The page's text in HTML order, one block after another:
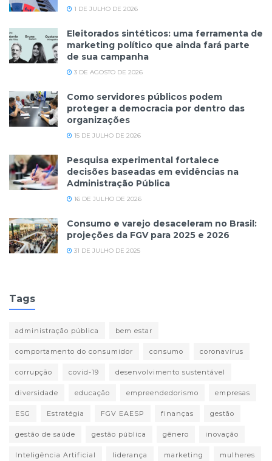
1 DE JULHO DE 2026
Eleitorados sintéticos: uma ferramenta de
marketing político que ainda fará parte
de sua campanha
3 DE AGOSTO DE 2026
Como servidores públicos podem
proteger a democracia por dentro das
organizações
15 DE JULHO DE 2026
Pesquisa experimental fortalece
decisões baseadas em evidências na
Administração Pública
16 DE JULHO DE 2026
Consumo e varejo desaceleram no Brasil:
projeções da FGV para 2025 e 2026
31 DE JULHO DE 2025
Tags
administração pública bem estar
comportamento do consumidor consumo coronavírus
corrupção covid-19 desenvolvimento sustentável
diversidade educação empreendedorismo empresas
ESG Estratégia FGV EAESP finanças gestão
gestão de saúde gestão pública gênero inovação
Inteligência Artificial liderança marketing mulheres